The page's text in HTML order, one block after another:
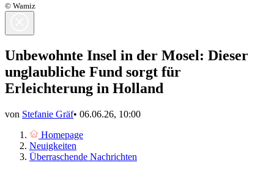
© Wamiz
Unbewohnte Insel in der Mosel: Dieser
unglaubliche Fund sorgt für
Erleichterung in Holland
von Stefanie Gräf• 06.06.26, 10:00
Homepage
Neuigkeiten
Überraschende Nachrichten